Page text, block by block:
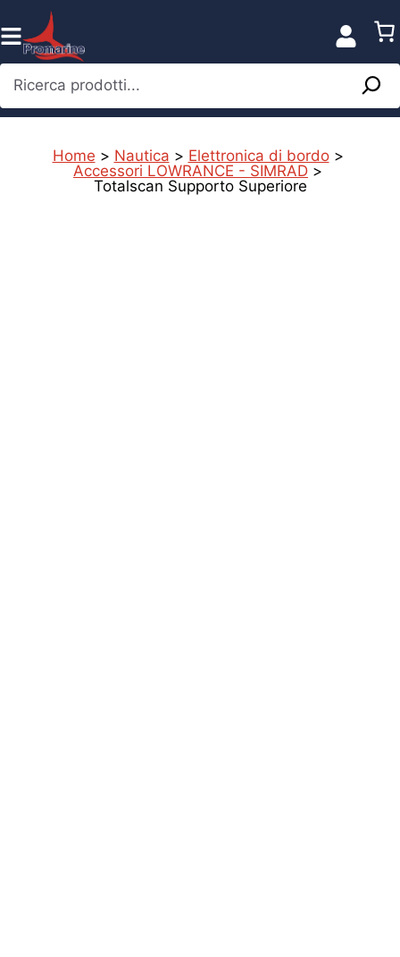
al
contenuto
Ricerca prodotti...
Home > Nautica > Elettronica di bordo>
Accessori LOWRANCE - SIMRAD >
Totalscan Supporto Superiore